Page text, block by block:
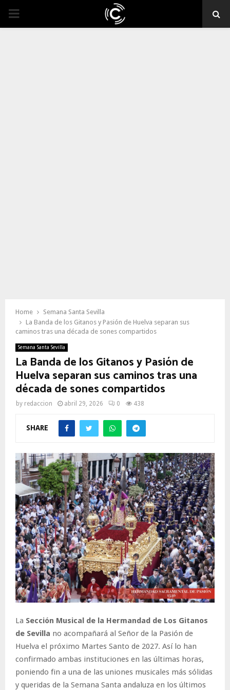
PRIMARY
Home
Semana Santa Sevilla
La Banda de los Gitanos y Pasión de Huelva separan sus
caminos tras una década de sones compartidos
Semana Santa Sevilla
La Banda de los Gitanos y Pasión de
Huelva separan sus caminos tras una
década de sones compartidos
by redaccion abril 29, 2026 0 438
SHARE
La Sección Musical de la Hermandad de Los Gitanos
de Sevilla no acompañará al Señor de la Pasión de
Huelva el próximo Martes Santo de 2027. Así lo han
confirmado ambas instituciones en las últimas horas,
poniendo fin a una de las uniones musicales más sólidas
y queridas de la Semana Santa andaluza en los últimos